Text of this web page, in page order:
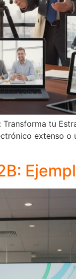
tu
extenso